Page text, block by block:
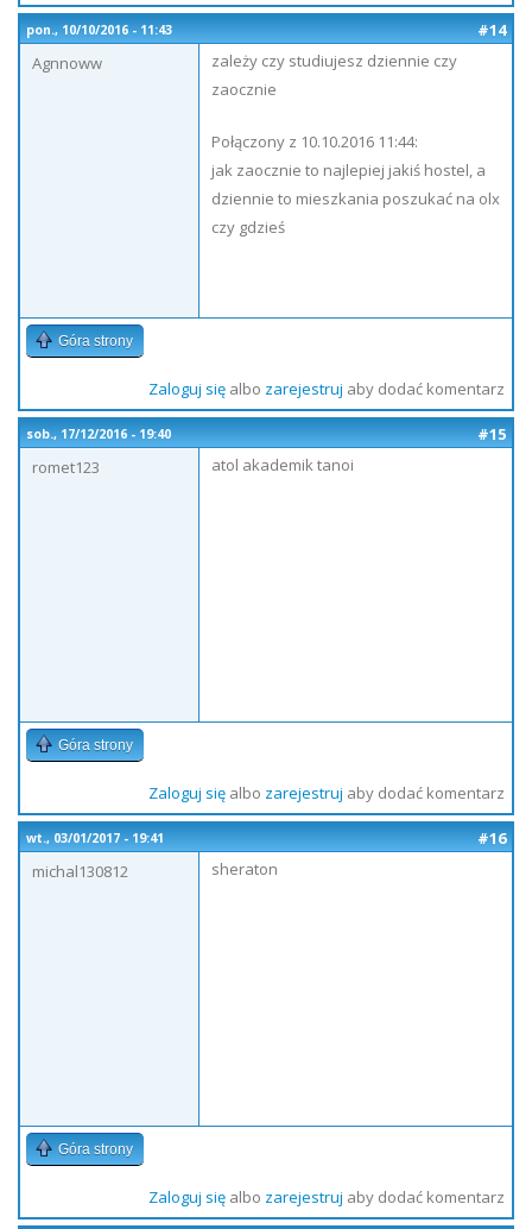
pon., 10/10/2016 - 11:43
#14
Agnnoww
zależy czy studiujesz dziennie czy
zaocznie
Połączony z 10.10.2016 11:44:
jak zaocznie to najlepiej jakiś hostel, a
dziennie to mieszkania poszukać na olx
czy gdzieś
Góra strony
Zaloguj sięalbo zarejestruj aby dodać komentarz
sob., 17/12/2016 - 19:40
#15
romet123
atol akademik tanoi
Góra strony
Zaloguj sięalbo zarejestruj aby dodać komentarz
wt., 03/01/2017 - 19:41
#16
michal130812
sheraton
Góra strony
Zaloguj sięalbo zarejestruj aby dodać komentarz